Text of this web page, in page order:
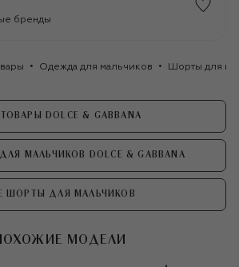
бренды
Одежда для мальчиков Шорты для
DOLCE & GABBANA
МАЛЬЧИКОВ DOLCE & GABBANA
ШОРТЫ ДЛЯ МАЛЬЧИКОВ
ПОХОЖИЕ МОДЕЛИ